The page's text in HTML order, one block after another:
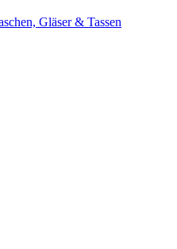
Gläser & Tassen